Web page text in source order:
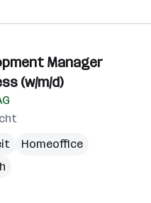
Manager
(w/m/d)
Homeoffice